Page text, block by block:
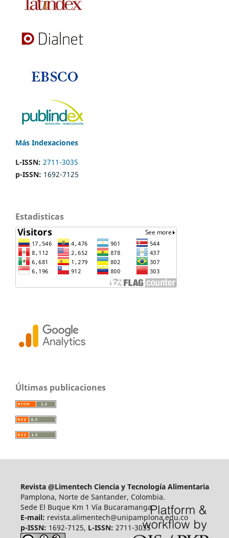
Más Indexaciones
L-ISSN: 2711-3035
p-ISSN: 1692-7125
Estadisticas
Últimas publicaciones
Revista @Limentech Ciencia y Tecnología Alimentaria
Pamplona, Norte de Santander, Colombia.
Sede El Buque Km 1 Vía Bucaramanga.
E-mail: revista.alimentech@unipamplona.edu.co
p-ISSN: 1692-7125, L-ISSN: 2711-3035